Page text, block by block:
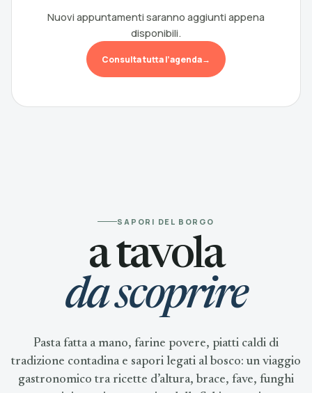
Nuovi appuntamenti saranno aggiunti appena
disponibili.
Consulta tutta l’agenda→
SAPORI DEL BORGO
a tavola
da scoprire
Pasta fatta a mano, farine povere, piatti caldi di
tradizione contadina e sapori legati al bosco: un viaggio
gastronomico tra ricette d’altura, brace, fave, funghi